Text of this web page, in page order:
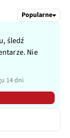
Popularne
śledź
Nie
14 dni